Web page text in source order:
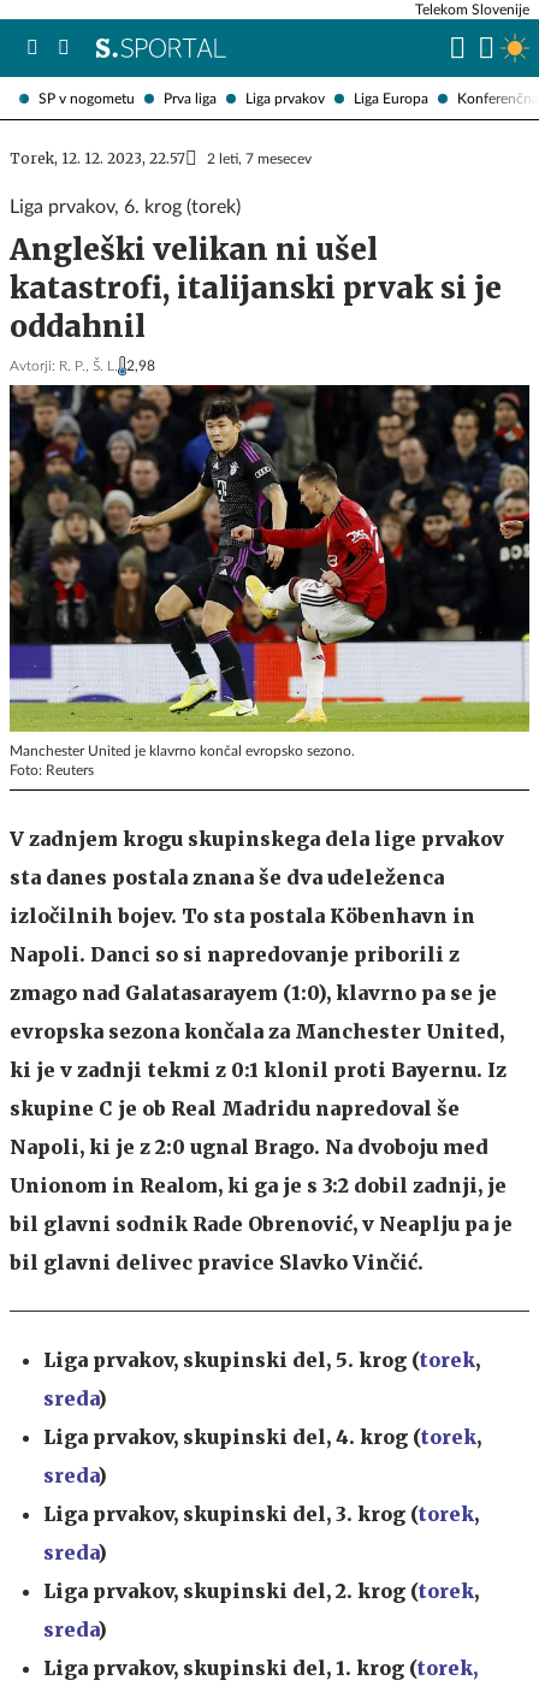
SP v nogometu Prva liga Liga prvakov Liga Europa
Telekom Slovenije
Torek, 12. 12. 2023, 22.57 2 leti, 7 mesecev
Liga prvakov, 6. krog (torek)
Angleški velikan ni ušel
katastrofi, italijanski prvak si je
oddahnil
Avtorji: R. P., Š. L. 2,98
Manchester United je klavrno končal evropsko sezono.
Foto: Reuters
V zadnjem krogu skupinskega dela lige prvakov
sta danes postala znana še dva udeleženca
izločilnih bojev. To sta postala Köbenhavn in
Napoli. Danci so si napredovanje priborili z
zmago nad Galatasarayem (1:0), klavrno pa se je
evropska sezona končala za Manchester United,
ki je v zadnji tekmi z 0:1 klonil proti Bayernu. Iz
skupine C je ob Real Madridu napredoval še
Napoli, ki je z 2:0 ugnal Brago. Na dvoboju med
Unionom in Realom, ki ga je s 3:2 dobil zadnji, je
bil glavni sodnik Rade Obrenović, v Neaplju pa je
bil glavni delivec pravice Slavko Vinčić.
Liga prvakov, skupinski del, 5. krog (torek,
sreda)
Liga prvakov, skupinski del, 4. krog (torek,
sreda)
Liga prvakov, skupinski del, 3. krog (torek,
sreda)
Liga prvakov, skupinski del, 2. krog (torek,
sreda)
Liga prvakov, skupinski del, 1. krog (torek,